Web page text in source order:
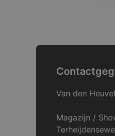
Van den
Magazijn /